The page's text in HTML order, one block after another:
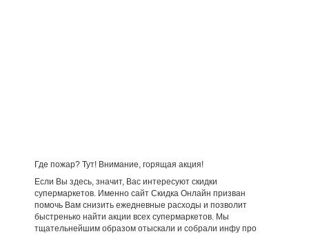
Где пожар? Тут! Внимание, горящая акция!
Если Вы здесь, значит, Вас интересуют скидки
супермаркетов. Именно сайт Скидка Онлайн призван
помочь Вам снизить ежедневные расходы и позволит
быстренько найти акции всех супермаркетов. Мы
тщательнейшим образом отыскали и собрали инфу про